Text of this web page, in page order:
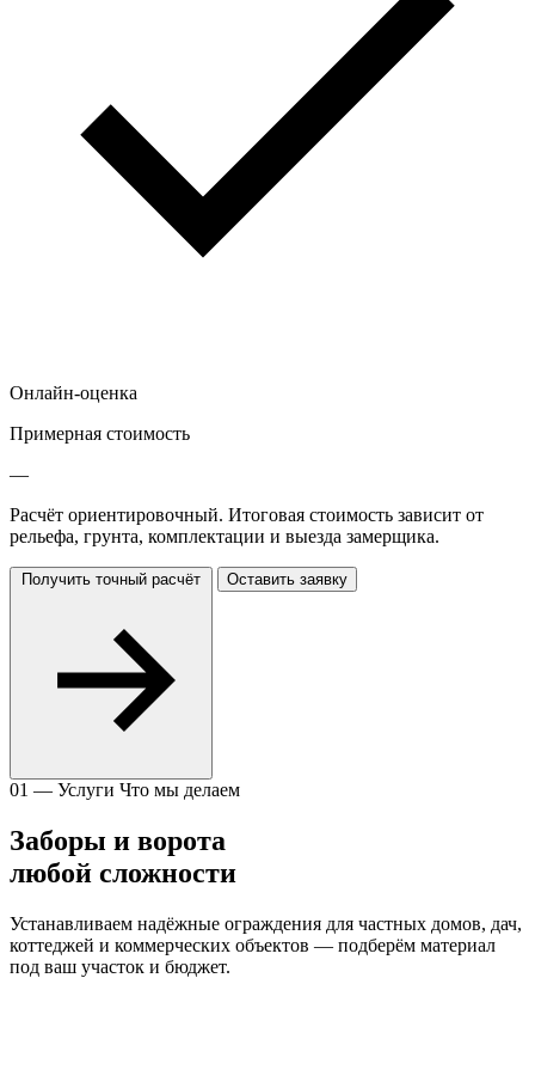
Онлайн-оценка
Примерная стоимость
—
Расчёт ориентировочный. Итоговая стоимость зависит от
рельефа, грунта, комплектации и выезда замерщика.
Оставить заявку
01 — Услуги Что мы делаем
Заборы и ворота
любой сложности
Устанавливаем надёжные ограждения для частных домов, дач,
коттеджей и коммерческих объектов — подберём материал
под ваш участок и бюджет.